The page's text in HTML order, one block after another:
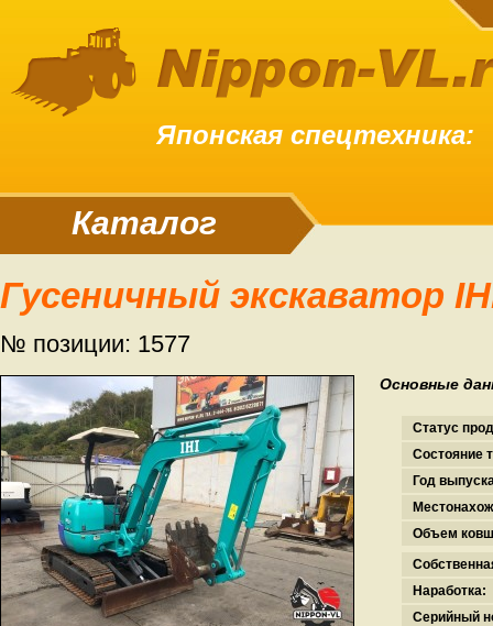
Японская спецтехника:
Каталог
Гусеничный экскаватор
№ позиции: 1577
Основные
Статус
Состояние
Год
Объем
Наработка:
Серийный